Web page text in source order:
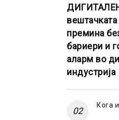
вештачката
премина
бариери и
аларм во
индустрија
Кога